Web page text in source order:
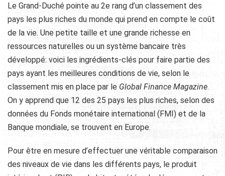
Le Grand-Duché pointe au 2e rang d’un classement des
pays les plus riches du monde qui prend en compte le coût
de la vie. Une petite taille et une grande richesse en
ressources naturelles ou un système bancaire très
développé: voici les ingrédients-clés pour faire partie des
pays ayant les meilleures conditions de vie, selon le
classement mis en place par le Global Finance Magazine.
On y apprend que 12 des 25 pays les plus riches, selon des
données du Fonds monétaire international (FMI) et de la
Banque mondiale, se trouvent en Europe.
Pour être en mesure d’effectuer une véritable comparaison
des niveaux de vie dans les différents pays, le produit